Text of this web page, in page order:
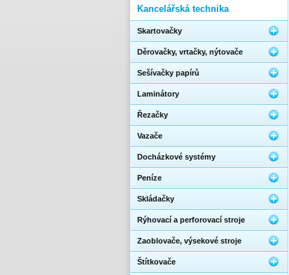
Kancelářská technika
Skartovačky
Děrovačky, vrtačky, nýtovače
Sešívačky papírů
Laminátory
Řezačky
Vazače
Docházkové systémy
Peníze
Skládačky
Rýhovací a perforovací stroje
Zaoblovače, výsekové stroje
Štítkovače